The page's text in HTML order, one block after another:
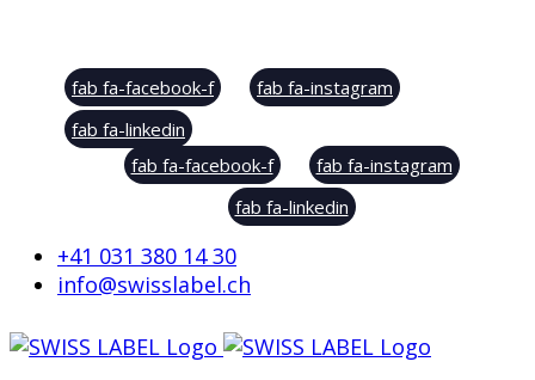
fab fa-facebook-f
fab fa-instagram
fab fa-linkedin
fab fa-facebook-f
fab fa-instagram
fab fa-linkedin
+41 031 380 14 30
info@swisslabel.ch